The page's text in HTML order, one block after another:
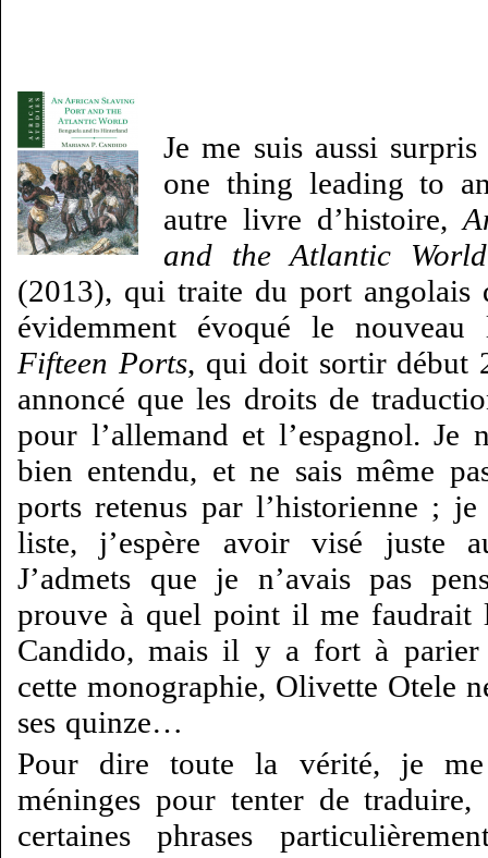
Je me suis aussi
one thing leading to
autre livre d’histoire,
and the Atlantic World
(2013), qui traite du port angolais
évidemment évoqué le
Fifteen Ports, qui doit sortir début
annoncé que les droits de
pour l’allemand et l’espagnol.
bien entendu, et ne sais même
ports retenus par l’historienne ;
liste, j’espère avoir visé juste
J’admets que je n’avais pas
prouve à quel point il me
Candido, mais il y a fort à parier
cette monographie, Olivette Otele
ses quinze…
Pour dire toute la vérité, je
méninges pour tenter de
certaines phrases